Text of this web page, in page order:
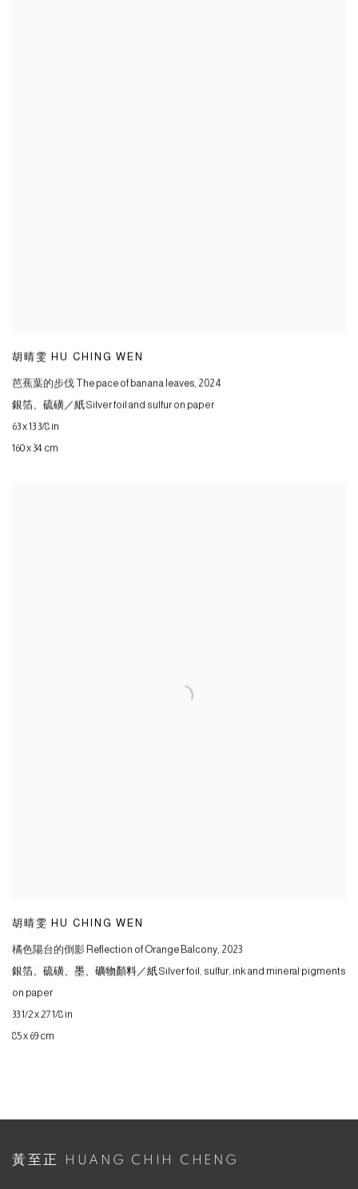
胡晴雯 HU CHING WEN
芭蕉葉的步伐 The pace of banana leaves, 2024
銀箔、硫磺／紙 Silver foil and sulfur on paper
63 x 13 3/8 in
160 x 34 cm
胡晴雯 HU CHING WEN
橘色陽台的倒影 Reflection of Orange Balcony, 2023
銀箔、硫磺、墨、礦物顏料／紙 Silver foil, sulfur, ink and mineral pigments
on paper
33 1/2 x 27 1/8 in
85 x 69 cm
黃至正 HUANG CHIH CHENG